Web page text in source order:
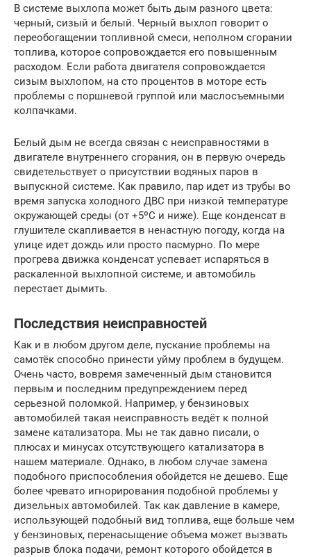
В системе выхлопа может быть дым разного цвета:
черный, сизый и белый. Черный выхлоп говорит о
переобогащении топливной смеси, неполном сгорании
топлива, которое сопровождается его повышенным
расходом. Если работа двигателя сопровождается
сизым выхлопом, на сто процентов в моторе есть
проблемы с поршневой группой или маслосъемными
колпачками.
Белый дым не всегда связан с неисправностями в
двигателе внутреннего сгорания, он в первую очередь
свидетельствует о присутствии водяных паров в
выпускной системе. Как правило, пар идет из трубы во
время запуска холодного ДВС при низкой температуре
окружающей среды (от +5ºC и ниже). Еще конденсат в
глушителе скапливается в ненастную погоду, когда на
улице идет дождь или просто пасмурно. По мере
прогрева движка конденсат успевает испаряться в
раскаленной выхлопной системе, и автомобиль
перестает дымить.
Последствия неисправностей
Как и в любом другом деле, пускание проблемы на
самотёк способно принести уйму проблем в будущем.
Очень часто, вовремя замеченный дым становится
первым и последним предупреждением перед
серьезной поломкой. Например, у бензиновых
автомобилей такая неисправность ведёт к полной
замене катализатора. Мы не так давно писали, о
плюсах и минусах отсутствующего катализатора в
нашем материале. Однако, в любом случае замена
подобного приспособления обойдется не дешево. Еще
более чревато игнорирования подобной проблемы у
дизельных автомобилей. Так как давление в камере,
использующей подобный вид топлива, еще больше чем
у бензиновых, перенасыщение объема может вызвать
разрыв блока подачи, ремонт которого обойдется в